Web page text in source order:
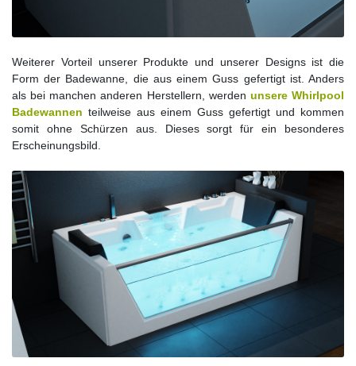
Weiterer Vorteil unserer Produkte und unserer Designs ist die
Form der Badewanne, die aus einem Guss gefertigt ist. Anders
als bei manchen anderen Herstellern, werden unsere Whirlpool
Badewannen teilweise aus einem Guss gefertigt und kommen
somit ohne Schürzen aus. Dieses sorgt für ein besonderes
Erscheinungsbild.